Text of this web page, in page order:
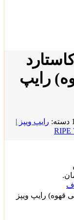
رایپ
دسته: رایپ ویپز |
RIPE
قهوه) رایپ ویپز